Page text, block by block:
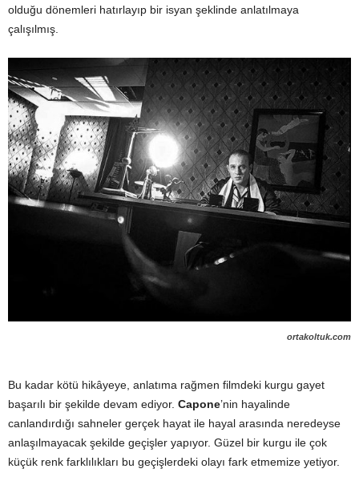
olduğu dönemleri hatırlayıp bir isyan şeklinde anlatılmaya
çalışılmış.
ortakoltuk.com
Bu kadar kötü hikâyeye, anlatıma rağmen filmdeki kurgu gayet
başarılı bir şekilde devam ediyor. Capone’nin hayalinde
canlandırdığı sahneler gerçek hayat ile hayal arasında neredeyse
anlaşılmayacak şekilde geçişler yapıyor. Güzel bir kurgu ile çok
küçük renk farklılıkları bu geçişlerdeki olayı fark etmemize yetiyor.